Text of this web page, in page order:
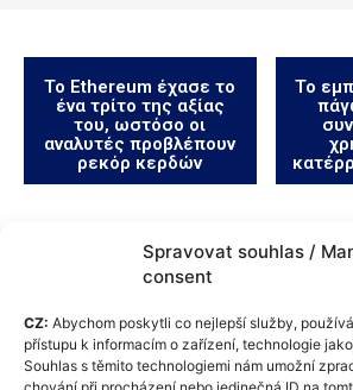
Spravovat souhlas /
consent
CZ: Abychom poskytli co nejlepší služby,
přístupu k informacím o zařízení, technologie
Souhlas s těmito technologiemi nám umožní
Το Ethereum έχασε το
ένα τρίτο της αξίας
του, ωστόσο οι
αναλυτές προβλέπουν
ρεκόρ κερδών
Το